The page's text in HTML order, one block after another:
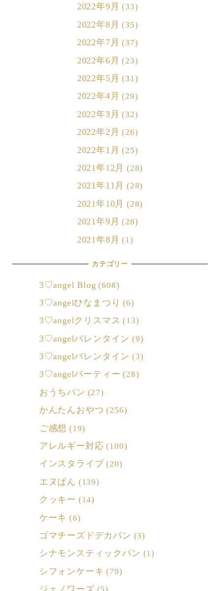
2022年9月 (33)
2022年8月 (35)
2022年7月 (37)
2022年6月 (23)
2022年5月 (31)
2022年4月 (29)
2022年3月 (32)
2022年2月 (26)
2022年1月 (25)
2021年12月 (28)
2021年11月 (28)
2021年10月 (28)
2021年9月 (28)
2021年8月 (1)
カテゴリー
3♡angel Blog (608)
3♡angelひなまつり (6)
3♡angelクリスマス (13)
3♡angelバレンタイン (9)
3♡angelバレンタイン (3)
3♡angelパーティー (28)
おうちパン (27)
かんたんおやつ (256)
ご感想 (19)
アレルギー対応 (100)
インスタライブ (20)
エヌぱん (139)
クッキー (14)
ケーキ (6)
ゴマチーズドデカパン (3)
シナモンスティックパン (1)
シフォンケーキ (79)